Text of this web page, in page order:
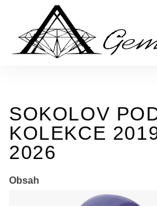
SOKOLOV
KOLEKCE
2026
Obsah